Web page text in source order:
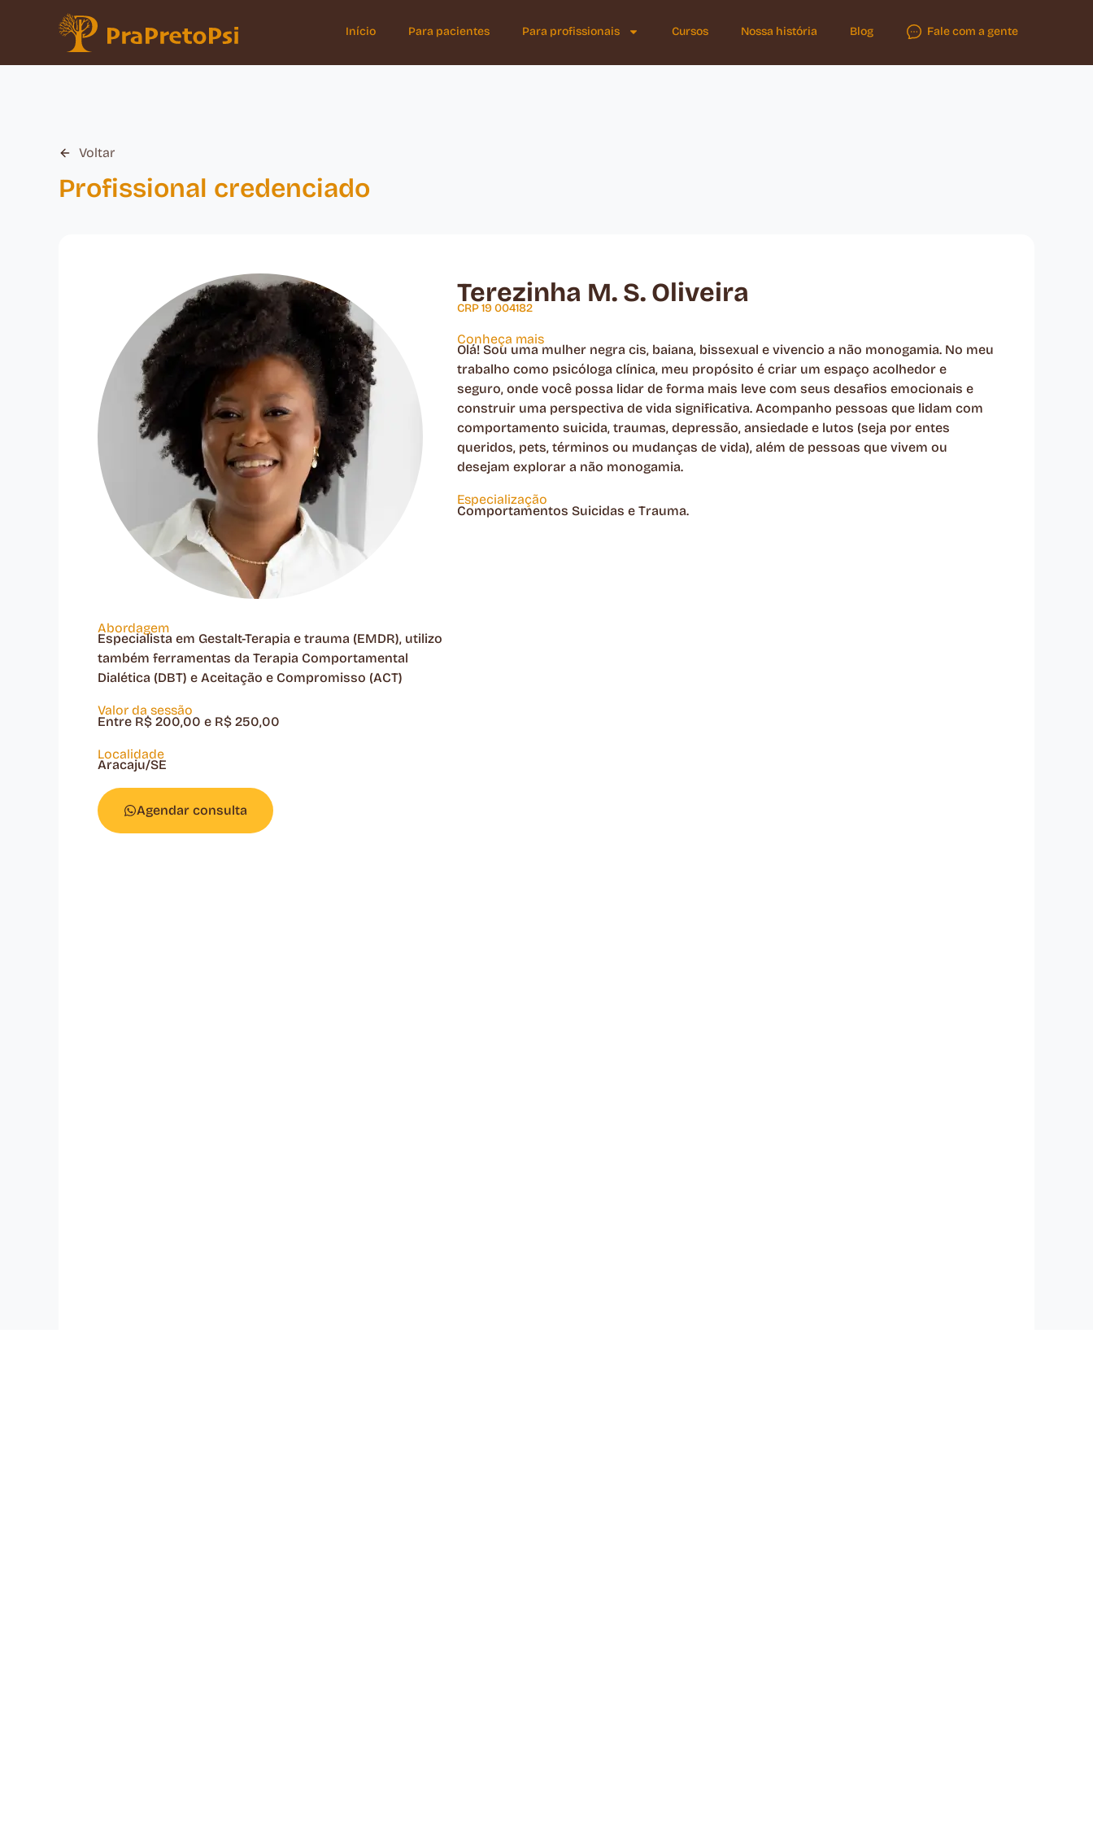
Início Para pacientes Para profissionais Cursos Nossa história Blog Fale com a gente
Voltar
Profissional credenciado
Abordagem
Especialista em Gestalt-Terapia e trauma (EMDR), utilizo
também ferramentas da Terapia Comportamental
Dialética (DBT) e Aceitação e Compromisso (ACT)
Valor da sessão
Entre R$ 200,00 e R$ 250,00
Localidade
Aracaju/SE
Agendar consulta
Terezinha M. S. Oliveira
CRP 19 004182
Conheça mais
Olá! Sou uma mulher negra cis, baiana, bissexual e vivencio a não monogamia. No meu
trabalho como psicóloga clínica, meu propósito é criar um espaço acolhedor e
seguro, onde você possa lidar de forma mais leve com seus desafios emocionais e
construir uma perspectiva de vida significativa. Acompanho pessoas que lidam com
comportamento suicida, traumas, depressão, ansiedade e lutos (seja por entes
queridos, pets, términos ou mudanças de vida), além de pessoas que vivem ou
desejam explorar a não monogamia.
Especialização
Comportamentos Suicidas e Trauma.